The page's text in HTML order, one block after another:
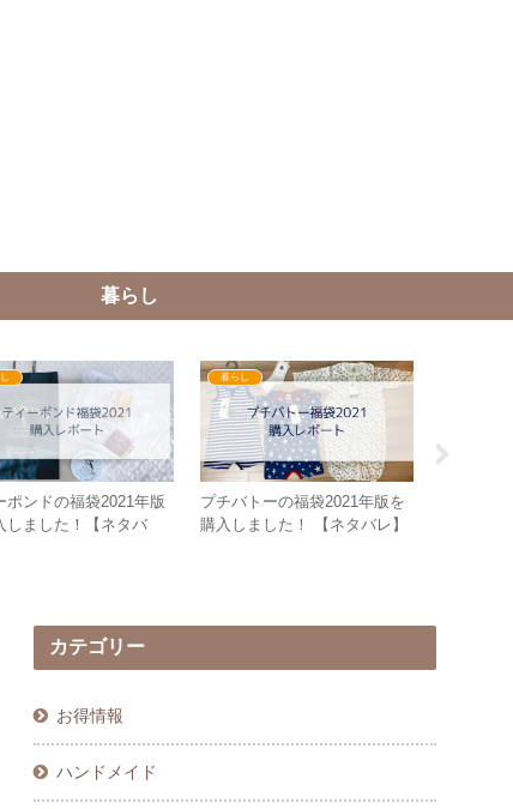
暮らし
ポンドの福袋2021年版
しました！【ネタバ
暮らし
プチバトーの福袋2021年版を
購入しました！ 【ネタバレ】
カテゴリー
お得情報
ハンドメイド